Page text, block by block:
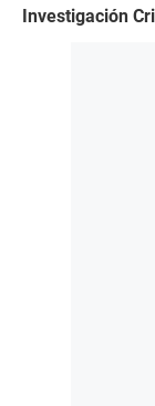
Investigación